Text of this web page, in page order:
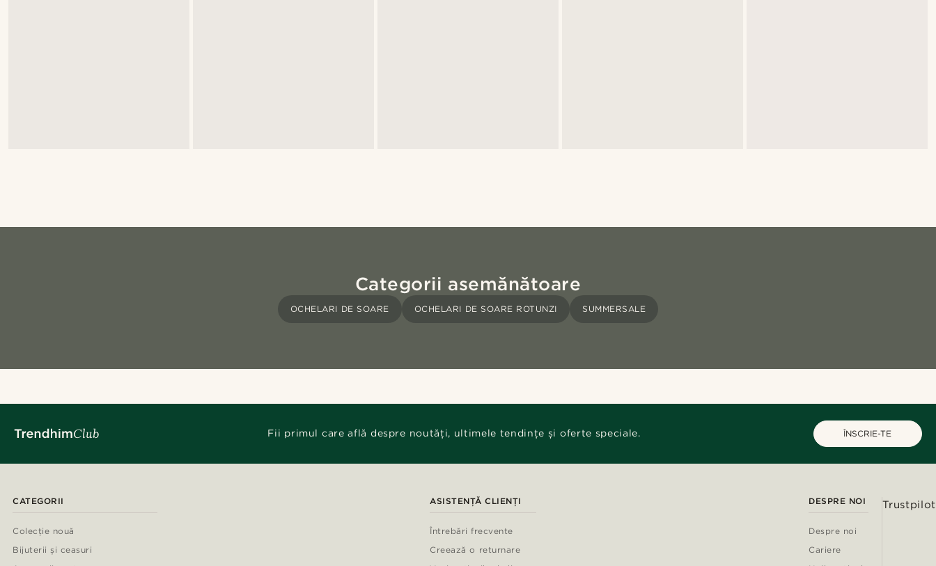
Categorii asemănătoare
OCHELARI DE SOARE OCHELARI DE SOARE ROTUNZI SUMMERSALE
Fii primul care află despre noutăți, ultimele tendințe și oferte speciale. ÎNSCRIE-TE
CATEGORII
Colecție nouă
Bijuterii și ceasuri
ASISTENȚĂ CLIENȚI
Întrebări frecvente
Creează o returnare
DESPRE NOI
Despre noi
Cariere
Trustpilot